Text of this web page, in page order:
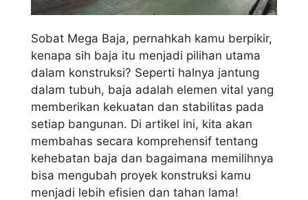
Sobat Mega Baja, pernahkah kamu berpikir,
kenapa sih baja itu menjadi pilihan utama
dalam konstruksi? Seperti halnya jantung
dalam tubuh, baja adalah elemen vital yang
memberikan kekuatan dan stabilitas pada
setiap bangunan. Di artikel ini, kita akan
membahas secara komprehensif tentang
kehebatan baja dan bagaimana memilihnya
bisa mengubah proyek konstruksi kamu
menjadi lebih efisien dan tahan lama!